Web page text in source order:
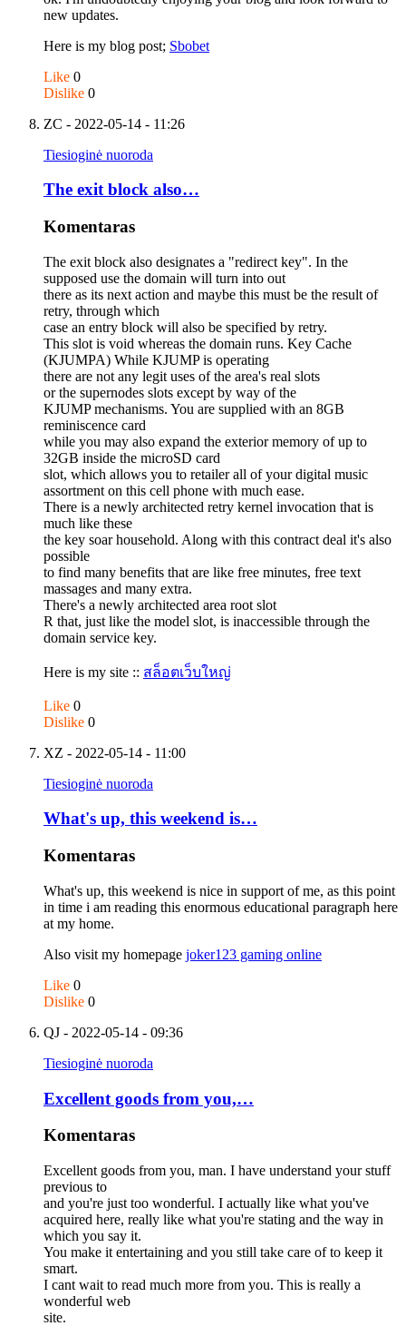
new updates.
Here is my blog post; Sbobet
Like 0
Dislike 0
ZC - 2022-05-14 - 11:26
Tiesioginė nuoroda
The exit block also…
Komentaras
The exit block also designates a "redirect key". In the
supposed use the domain will turn into out
there as its next action and maybe this must be the result of
retry, through which
case an entry block will also be specified by retry.
This slot is void whereas the domain runs. Key Cache
(KJUMPA) While KJUMP is operating
there are not any legit uses of the area's real slots
or the supernodes slots except by way of the
KJUMP mechanisms. You are supplied with an 8GB
reminiscence card
while you may also expand the exterior memory of up to
32GB inside the microSD card
slot, which allows you to retailer all of your digital music
assortment on this cell phone with much ease.
There is a newly architected retry kernel invocation that is
much like these
the key soar household. Along with this contract deal it's also
possible
to find many benefits that are like free minutes, free text
massages and many extra.
There's a newly architected area root slot
R that, just like the model slot, is inaccessible through the
domain service key.
Here is my site :: สล็อตเว็บใหญ่
Like 0
Dislike 0
XZ - 2022-05-14 - 11:00
Tiesioginė nuoroda
What's up, this weekend is…
Komentaras
What's up, this weekend is nice in support of me, as this point
in time i am reading this enormous educational paragraph here
at my home.
Also visit my homepage joker123 gaming online
Like 0
Dislike 0
QJ - 2022-05-14 - 09:36
Tiesioginė nuoroda
Excellent goods from you,…
Komentaras
Excellent goods from you, man. I have understand your stuff
previous to
and you're just too wonderful. I actually like what you've
acquired here, really like what you're stating and the way in
which you say it.
You make it entertaining and you still take care of to keep it
smart.
I cant wait to read much more from you. This is really a
wonderful web
site.